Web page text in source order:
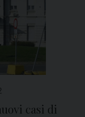
casi di